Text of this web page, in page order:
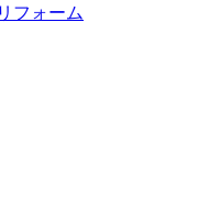
フォーム